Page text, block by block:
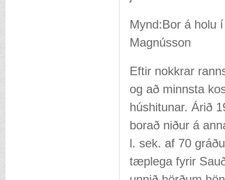
Mynd:Bor á holu
Magnússon
Eftir nokkrar
og að minnsta
húshitunar. Árið
borað niður á
l. sek. af 70
tæplega fyrir